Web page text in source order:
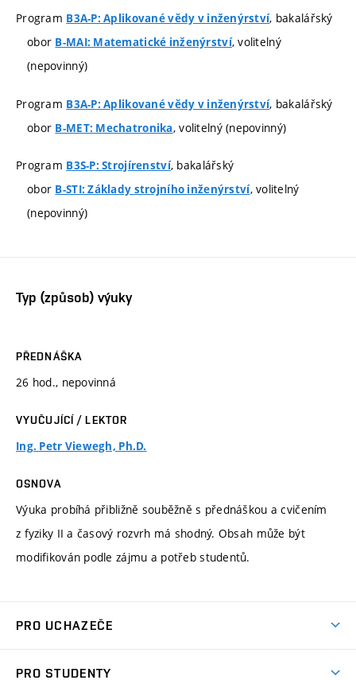
Program B3A-P: Aplikované vědy v inženýrství, bakalářský
obor B-MAI: Matematické inženýrství, volitelný
(nepovinný)
Program B3A-P: Aplikované vědy v inženýrství, bakalářský
obor B-MET: Mechatronika, volitelný (nepovinný)
Program B3S-P: Strojírenství, bakalářský
obor B-STI: Základy strojního inženýrství, volitelný
(nepovinný)
Typ (způsob) výuky
PŘEDNÁŠKA
26 hod., nepovinná
VYUČUJÍCÍ / LEKTOR
Ing. Petr Viewegh, Ph.D.
OSNOVA
Výuka probíhá přibližně souběžně s přednáškou a cvičením
z fyziky II a časový rozvrh má shodný. Obsah může být
modifikován podle zájmu a potřeb studentů.
PRO UCHAZEČE
PRO STUDENTY